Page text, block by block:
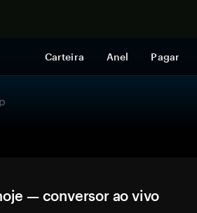
Carteira Anel Pagar
— conversor ao vivo